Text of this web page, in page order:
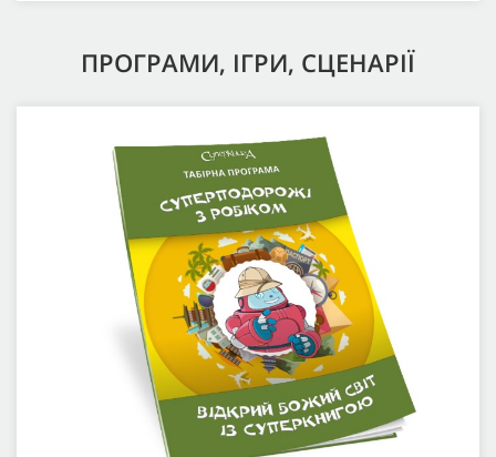
ПРОГРАМИ, ІГРИ, СЦЕНАРІЇ